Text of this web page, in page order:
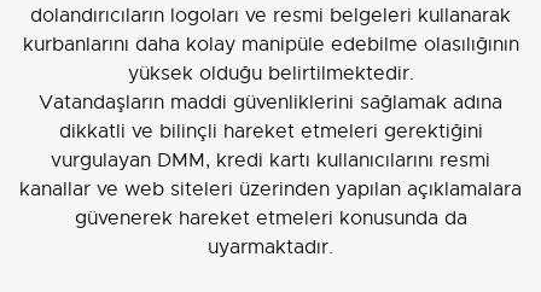
dolandırıcıların logoları ve resmi belgeleri kullanarak
kurbanlarını daha kolay manipüle edebilme olasılığının
yüksek olduğu belirtilmektedir.
Vatandaşların maddi güvenliklerini sağlamak adına
dikkatli ve bilinçli hareket etmeleri gerektiğini
vurgulayan DMM, kredi kartı kullanıcılarını resmi
kanallar ve web siteleri üzerinden yapılan açıklamalara
güvenerek hareket etmeleri konusunda da
uyarmaktadır.